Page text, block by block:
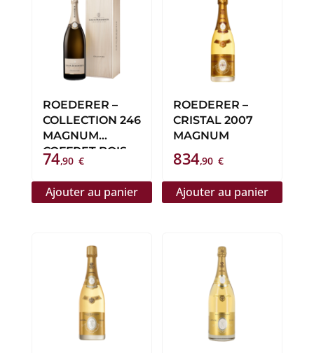
ROEDERER –
COLLECTION 246
MAGNUM
COFFRET BOIS
74,90 €
Ajouter au panier
ROEDERER –
CRISTAL 2007
MAGNUM
834,90 €
Ajouter au panier